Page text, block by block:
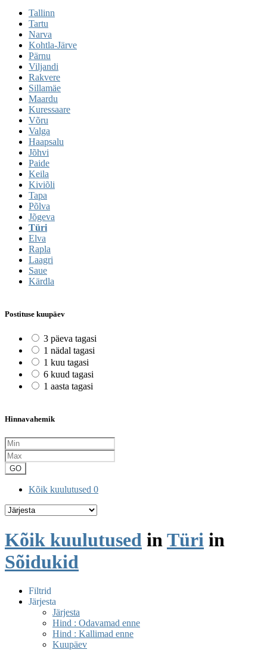
Tallinn
Tartu
Narva
Kohtla-Järve
Pärnu
Viljandi
Rakvere
Sillamäe
Maardu
Kuressaare
Võru
Valga
Haapsalu
Jõhvi
Paide
Keila
Kiviõli
Tapa
Põlva
Jõgeva
Türi
Elva
Rapla
Laagri
Saue
Kärdla
Postituse kuupäev
3 päeva tagasi
1 nädal tagasi
1 kuu tagasi
6 kuud tagasi
1 aasta tagasi
Hinnavahemik
GO
Kõik kuulutused 0
Kõik kuulutused in Türi in
Sõidukid
Filtrid
Järjesta
Järjesta
Hind : Odavamad enne
Hind : Kallimad enne
Kuupäev